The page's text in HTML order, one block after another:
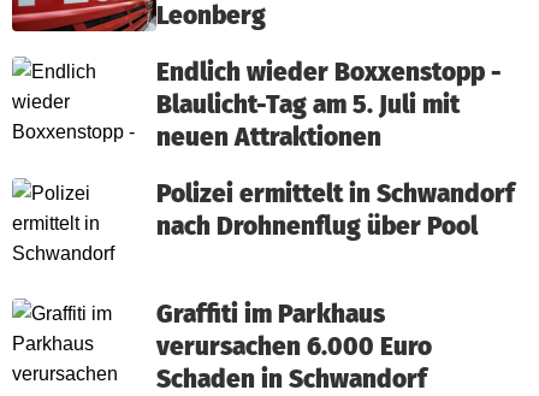
Leonberg
Endlich wieder Boxxenstopp -
Blaulicht-Tag am 5. Juli mit
neuen Attraktionen
Polizei ermittelt in Schwandorf
nach Drohnenflug über Pool
Graffiti im Parkhaus
verursachen 6.000 Euro
Schaden in Schwandorf